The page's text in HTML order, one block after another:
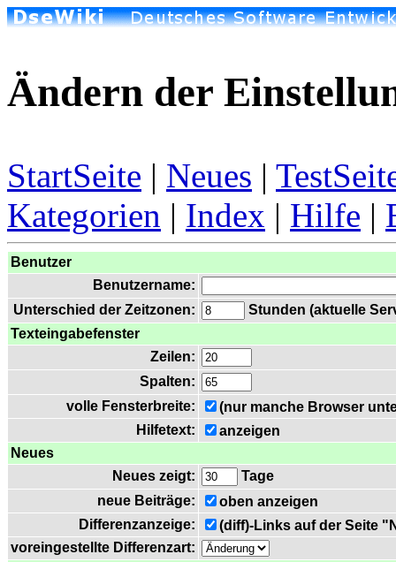
Ändern der
StartSeite | Neues |
Kategorien | Index | Hilfe |
Benutzer
Benutzername:
Unterschied der Zeitzonen:
Stunden (aktuelle
Texteingabefenster
Zeilen:
Spalten:
volle Fensterbreite:
(nur manche Browser
Hilfetext:
anzeigen
Neues
Neues zeigt:
Tage
neue Beiträge:
oben anzeigen
Differenzanzeige:
(diff)-Links auf der Seite
voreingestellte Differenzart: